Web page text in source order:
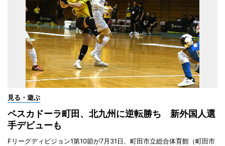
見る・遊ぶ
ペスカドーラ町田、北九州に逆転勝ち 新外国人選
手デビューも
Fリーグディビジョン1第10節が7月31日、町田市立総合体育館（町田市